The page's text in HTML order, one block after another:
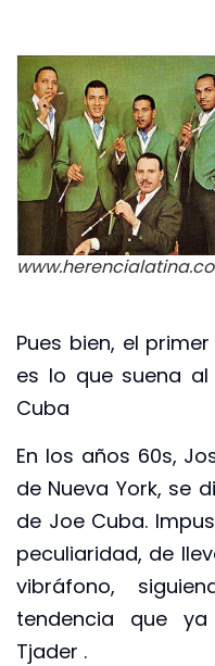
Pues bien, el
es lo que suena
Cuba
En los años 60s,
de Nueva York, se
de Joe Cuba.
peculiaridad, de
vibráfono,
tendencia que
Tjader .